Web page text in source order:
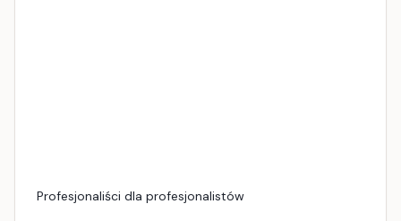
Profesjonaliści dla profesjonalistów